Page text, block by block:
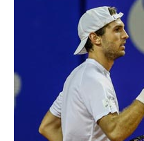
Contato
Login